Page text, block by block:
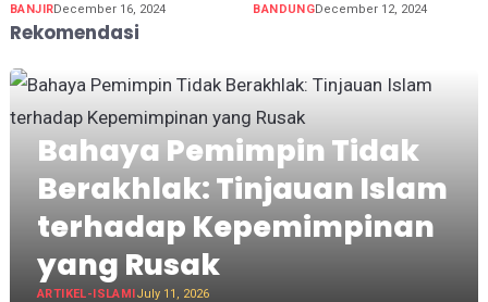
BANJIRDecember 16, 2024 BANDUNGDecember 12, 2024
Rekomendasi
Bahaya Pemimpin Tidak
Berakhlak: Tinjauan Islam
terhadap Kepemimpinan
yang Rusak
ARTIKEL-ISLAMIJuly 11, 2026